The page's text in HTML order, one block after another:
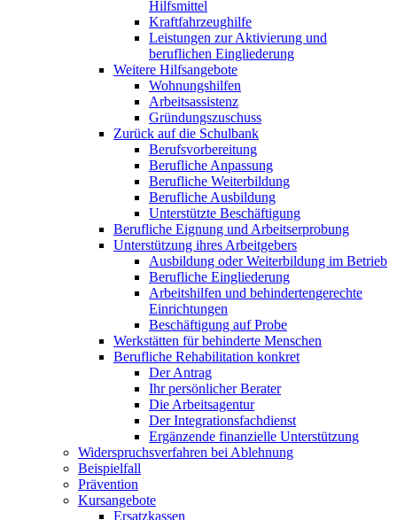
Hilfsmittel
Kraftfahrzeughilfe
Leistungen zur Aktivierung und
beruflichen Eingliederung
Weitere Hilfsangebote
Wohnungshilfen
Arbeitsassistenz
Gründungszuschuss
Zurück auf die Schulbank
Berufsvorbereitung
Berufliche Anpassung
Berufliche Weiterbildung
Berufliche Ausbildung
Unterstützte Beschäftigung
Berufliche Eignung und Arbeitserprobung
Unterstützung ihres Arbeitgebers
Ausbildung oder Weiterbildung im Betrieb
Berufliche Eingliederung
Arbeitshilfen und behindertengerechte
Einrichtungen
Beschäftigung auf Probe
Werkstätten für behinderte Menschen
Berufliche Rehabilitation konkret
Der Antrag
Ihr persönlicher Berater
Die Arbeitsagentur
Der Integrationsfachdienst
Ergänzende finanzielle Unterstützung
Widerspruchsverfahren bei Ablehnung
Beispielfall
Prävention
Kursangebote
Ersatzkassen